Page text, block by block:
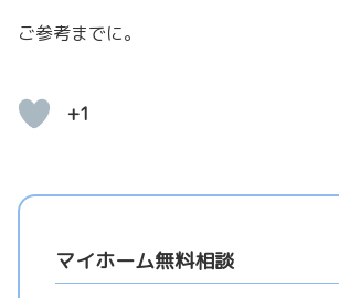
ご参考までに。
+1
マイホーム無料相談